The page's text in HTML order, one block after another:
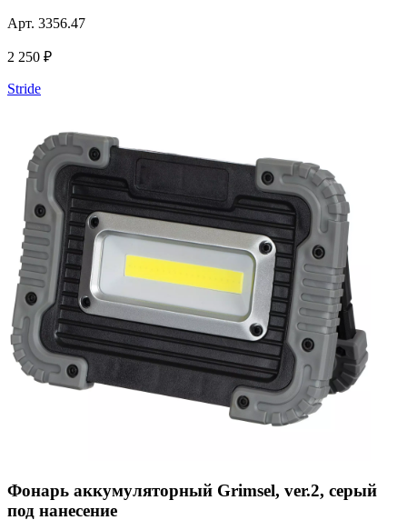
Арт. 3356.47
2 250 ₽
Stride
Фонарь аккумуляторный Grimsel, ver.2, серый
под нанесение